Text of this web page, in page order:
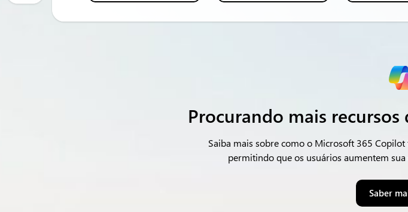
Procurando mais
Saiba mais sobre como o Microsoft 365
permitindo que os usuários aumentem
Saber